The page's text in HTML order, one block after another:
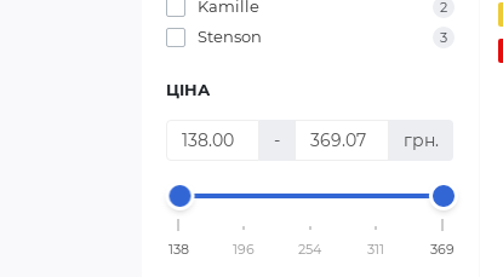
Kamille 2
Stenson 3
ЦІНА
- грн.
138 196 254 311 369